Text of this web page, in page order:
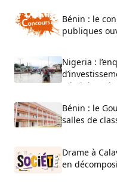
Bénin : le
publiques
Nigeria :
Bénin : le
salles de
Drame à
en